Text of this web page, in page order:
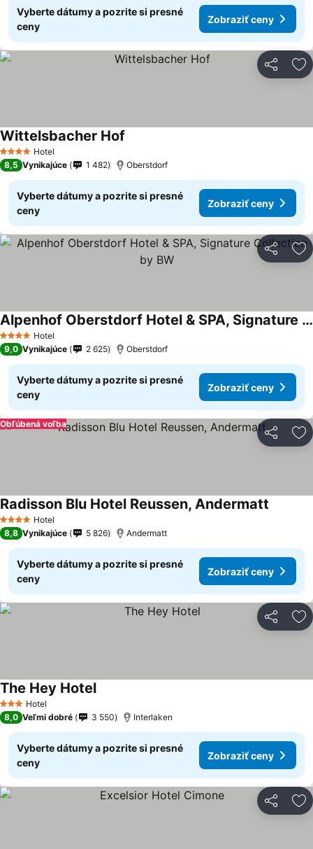
Vyberte dátumy a pozrite si presné
ceny
Zobraziť ceny
Zdieľať
4 Počet hviezdičiek
Hotel
Wittelsbacher Hof
8,5 Vynikajúce 1 482 Oberstdorf
Vyberte dátumy a pozrite si presné
ceny
Zobraziť ceny
Zdieľať
4 Počet hviezdičiek
Hotel
Alpenhof Oberstdorf Hotel & SPA, Signature Collection by BW
Zobraziť ceny
9,0 Vynikajúce 2 625 Oberstdorf
Vyberte dátumy a pozrite si presné
ceny
Zobraziť ceny
Zdieľať
Obľúbená voľba
4 Počet hviezdičiek
Hotel
Radisson Blu Hotel Reussen, Andermatt
8,8 Vynikajúce 5 826 Andermatt
Vyberte dátumy a pozrite si presné
ceny
Zobraziť ceny
Zdieľať
3 Počet hviezdičiek
Hotel
The Hey HotelZobraziť ceny
8,0 Veľmi dobré 3 550 Interlaken
Vyberte dátumy a pozrite si presné
ceny
Zobraziť ceny
Zdieľať